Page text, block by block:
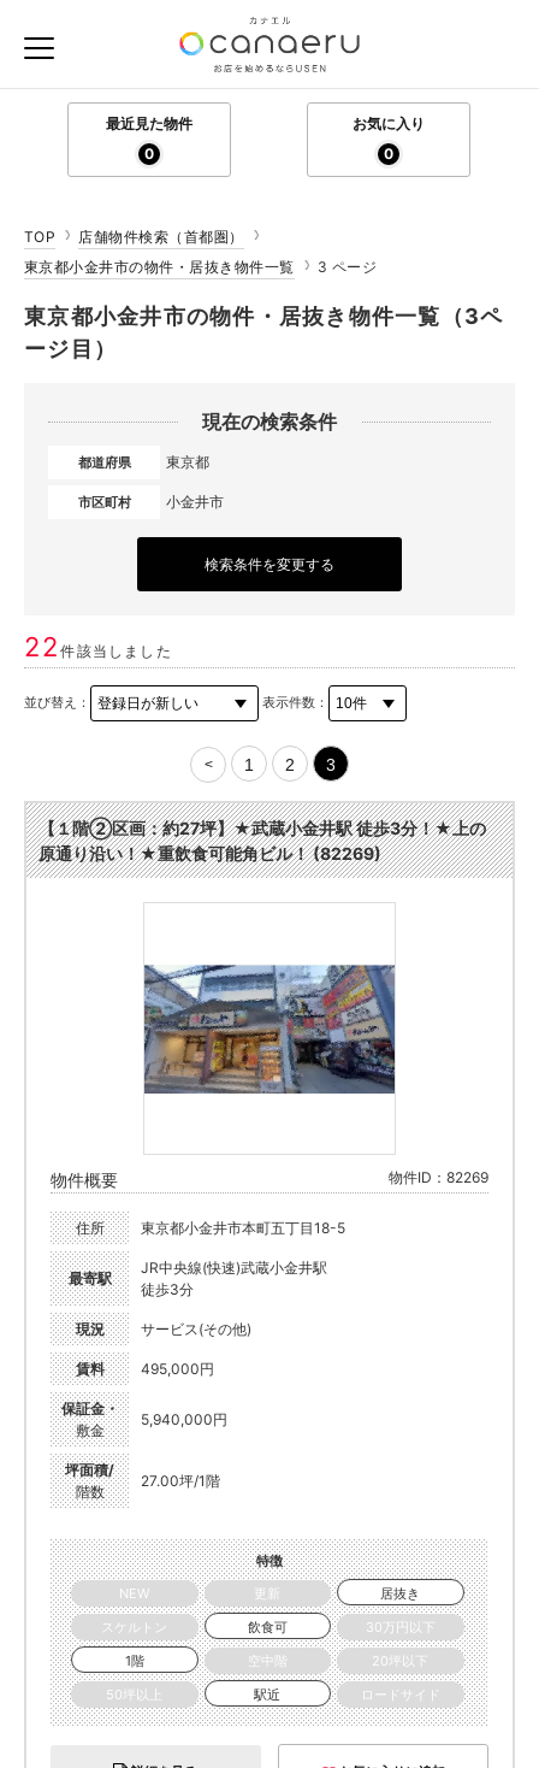
最近見た物件
0
お気に入り
0
TOP
店舗物件検索（首都圏）
東京都小金井市の物件・居抜き物件一覧
3 ページ
東京都小金井市の物件・居抜き物件一覧（3ペ
ージ目）
現在の検索条件
都道府県 東京都
市区町村 小金井市
検索条件を変更する
22件該当しました
並び替え： 表示件数：
< 1 2 3
【１階②区画：約27坪】★武蔵小金井駅 徒歩3分！★上の
原通り沿い！★重飲食可能角ビル！ (82269)
物件概要 物件ID：82269
住所 東京都小金井市本町五丁目18-5
最寄駅
JR中央線(快速)武蔵小金井駅
徒歩3分
現況 サービス(その他)
賃料 495,000円
保証金・
敷金
5,940,000円
坪面積/
階数
27.00坪/1階
特徴
NEW
更新
居抜き
スケルトン
飲食可
30万円以下
1階
空中階
20坪以下
50坪以上
駅近 ロードサイド